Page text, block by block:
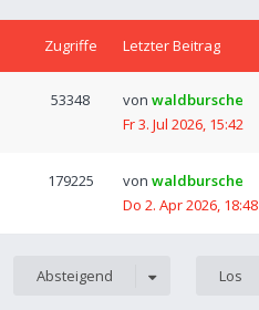
Zugriffe Letzter Beitrag
53348 von waldbursche
Fr 3. Jul 2026, 15:42
179225 von waldbursche
Do 2. Apr 2026, 18:48
Absteigend